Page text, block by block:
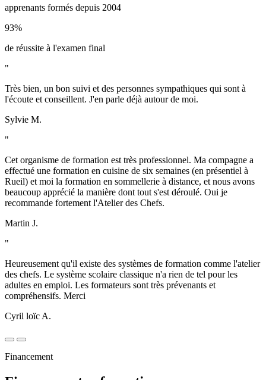
apprenants formés depuis 2004
93%
de réussite à l'examen final
"
Très bien, un bon suivi et des personnes sympathiques qui sont à
l'écoute et conseillent. J'en parle déjà autour de moi.
Sylvie M.
"
Cet organisme de formation est très professionnel. Ma compagne a
effectué une formation en cuisine de six semaines (en présentiel à
Rueil) et moi la formation en sommellerie à distance, et nous avons
beaucoup apprécié la manière dont tout s'est déroulé. Oui je
recommande fortement l'Atelier des Chefs.
Martin J.
"
Heureusement qu'il existe des systèmes de formation comme l'atelier
des chefs. Le système scolaire classique n'a rien de tel pour les
adultes en emploi. Les formateurs sont très prévenants et
compréhensifs. Merci
Cyril loïc A.
Financement